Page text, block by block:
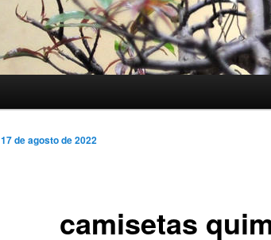
camisetas
17 de agosto de 2022